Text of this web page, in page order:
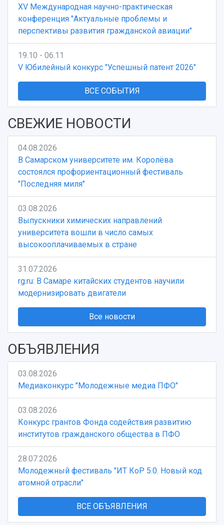
XV Международная научно-практическая
конференция "Актуальные проблемы и
перспективы развития гражданской авиации"
19.10 - 06.11
V Юбилейный конкурс "Успешный патент 2026"
ВСЕ СОБЫТИЯ
СВЕЖИЕ НОВОСТИ
04.08.2026
В Самарском университете им. Королёва
состоялся профориентационный фестиваль
"Последняя миля"
03.08.2026
Выпускники химических направлений
университета вошли в число самых
высокооплачиваемых в стране
31.07.2026
rg.ru: В Самаре китайских студентов научили
модернизировать двигатели
Все новости
ОБЪЯВЛЕНИЯ
03.08.2026
Медиаконкурс "Молодежные медиа ПФО"
03.08.2026
Конкурс грантов Фонда содействия развитию
институтов гражданского общества в ПФО
28.07.2026
Молодежный фестиваль "ИТ КоР 5.0. Новый код
атомной отрасли"
ВСЕ ОБЪЯВЛЕНИЯ